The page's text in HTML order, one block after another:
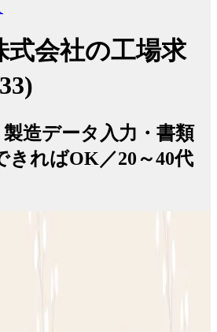
式会社の工場求
製造データ入力・書類
きればOK／20～40代